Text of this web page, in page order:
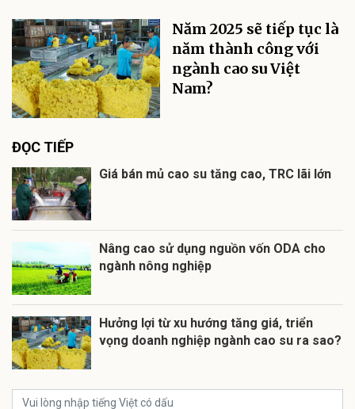
Năm 2025 sẽ tiếp tục là
năm thành công với
ngành cao su Việt
Nam?
ĐỌC TIẾP
Giá bán mủ cao su tăng cao, TRC lãi lớn
Nâng cao sử dụng nguồn vốn ODA cho
ngành nông nghiệp
Hưởng lợi từ xu hướng tăng giá, triển
vọng doanh nghiệp ngành cao su ra sao?